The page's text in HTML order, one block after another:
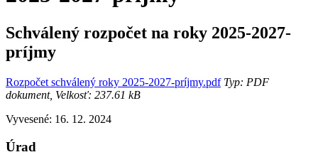
Schválený rozpočet na roky 2025-2027-
príjmy
Rozpočet schválený roky 2025-2027-príjmy.pdfTyp: PDF
dokument, Velkosť: 237.61 kB
Vyvesené: 16. 12. 2024
Úrad